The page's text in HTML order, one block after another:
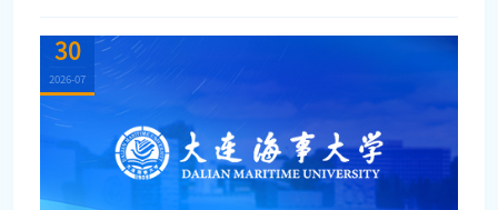
料、斑驳刑具、珍贵老照片，回望近代旅顺遭受列强侵占的屈辱
过往，深切感受革命先烈身陷囹圄却宁死不屈、坚守信仰的崇高
气节。一段段沉重史实、...
30
2026-07